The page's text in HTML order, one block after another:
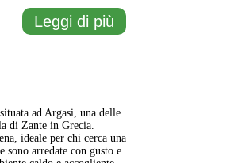
Leggi di più
ad Argasi, una delle
di Zante in Grecia.
ideale per chi cerca una
sono arredate con gusto e